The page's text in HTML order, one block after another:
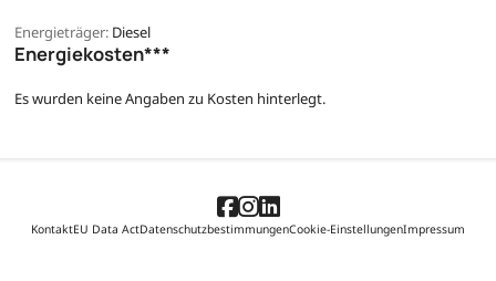
Energieträger: Diesel
Energiekosten***
Es wurden keine Angaben zu Kosten hinterlegt.
KontaktEU Data ActDatenschutzbestimmungenCookie-EinstellungenImpressum